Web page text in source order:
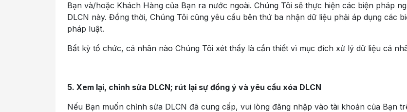
Bạn và/hoặc Khách Hàng của Bạn ra nước ngoài. Chúng Tôi sẽ thực hiện các biện pháp
DLCN này. Đồng thời, Chúng Tôi cũng yêu cầu bên thứ ba nhận dữ liệu phải áp dụng các
pháp luật.
Bất kỳ tổ chức, cá nhân nào Chúng Tôi xét thấy là cần thiết vì mục đích xử lý dữ liệu cá
5. Xem lại, chỉnh sửa DLCN; rút lại sự đồng ý và yêu cầu xóa DLCN
Nếu Bạn muốn chỉnh sửa DLCN đã cung cấp, vui lòng đăng nhập vào tài khoản của Bạn